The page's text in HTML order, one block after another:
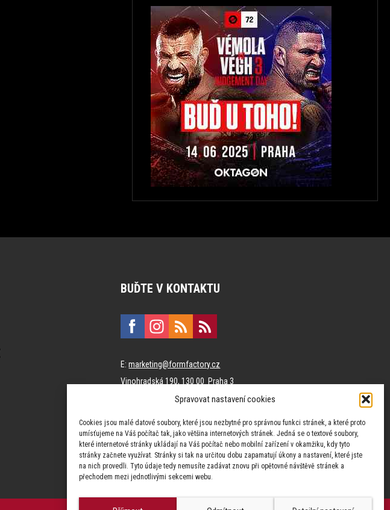
Spravovat nastavení cookies
Cookies jsou malé datové soubory, které jsou nezbytné pro správnou funkci stránek, a které proto
umísťujeme na Váš počítač tak, jako většina internetových stránek. Jedná se o textové soubory,
které internetové stránky ukládají na Váš počítač nebo mobilní zařízení v okamžiku, kdy tyto
stránky začnete využívat. Stránky si tak na určitou dobu zapamatují úkony a nastavení, které jste
na nich provedli. Tyto údaje tedy nemusíte zadávat znovu při opětovné návštěvě stránek a
přechodem mezi jednotlivými sekcemi webu.
BUĎTE V KONTAKTU
E:marketing@formfactory.cz
Vinohradská 190, 130 00 Praha 3